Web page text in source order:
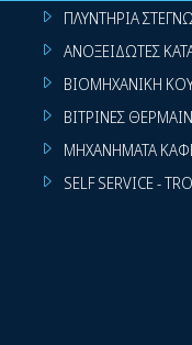
ΠΛΥΝΤΗΡΙΑ
ΑΝΟΞΕΙΔΩΤΕΣ
ΒΙΟΜΗΧΑΝΙΚΗ
ΒΙΤΡΙΝΕΣ
ΜΗΧΑΝΗΜΑΤΑ
SELF SERVICE -